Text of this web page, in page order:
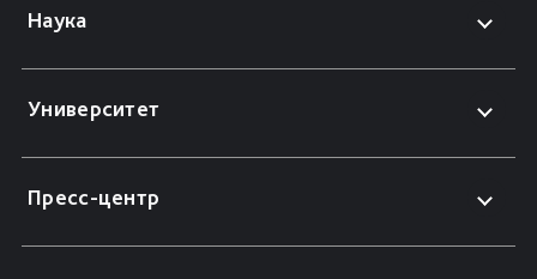
Наука
Университет
Пресс-центр